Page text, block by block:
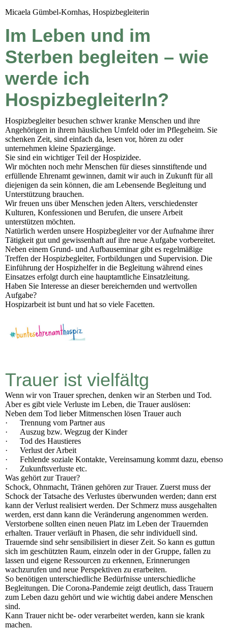
Micaela Gümbel-Kornhas, Hospizbegleiterin
Im Leben und im
Sterben begleiten – wie
werde ich
HospizbegleiterIn?
Hospizbegleiter besuchen schwer kranke Menschen und ihre
Angehörigen in ihrem häuslichen Umfeld oder im Pflegeheim. Sie
schenken Zeit, sind einfach da, lesen vor, hören zu oder
unternehmen kleine Spaziergänge.
Sie sind ein wichtiger Teil der Hospizidee.
Wir möchten noch mehr Menschen für dieses sinnstiftende und
erfüllende Ehrenamt gewinnen, damit wir auch in Zukunft für all
diejenigen da sein können, die am Lebensende Begleitung und
Unterstützung brauchen.
Wir freuen uns über Menschen jeden Alters, verschiedenster
Kulturen, Konfessionen und Berufen, die unsere Arbeit
unterstützen möchten.
Natürlich werden unsere Hospizbegleiter vor der Aufnahme ihrer
Tätigkeit gut und gewissenhaft auf ihre neue Aufgabe vorbereitet.
Neben einem Grund- und Aufbauseminar gibt es regelmäßige
Treffen der Hospizbegleiter, Fortbildungen und Supervision. Die
Einführung der Hospizhelfer in die Begleitung während eines
Einsatzes erfolgt durch eine hauptamtliche Einsatzleitung.
Haben Sie Interesse an dieser bereichernden und wertvollen
Aufgabe?
Hospizarbeit ist bunt und hat so viele Facetten.
Trauer ist vielfältg
Wenn wir von Trauer sprechen, denken wir an Sterben und Tod.
Aber es gibt viele Verluste im Leben, die Trauer auslösen:
Neben dem Tod lieber Mitmenschen lösen Trauer auch
· Trennung vom Partner aus
· Auszug bzw. Wegzug der Kinder
· Tod des Haustieres
· Verlust der Arbeit
· Fehlende soziale Kontakte, Vereinsamung kommt dazu, ebenso
· Zukunftsverluste etc.
Was gehört zur Trauer?
Schock, Ohnmacht, Tränen gehören zur Trauer. Zuerst muss der
Schock der Tatsache des Verlustes überwunden werden; dann erst
kann der Verlust realisiert werden. Der Schmerz muss ausgehalten
werden, erst dann kann die Veränderung angenommen werden.
Verstorbene sollten einen neuen Platz im Leben der Trauernden
erhalten. Trauer verläuft in Phasen, die sehr individuell sind.
Trauernde sind sehr sensibilisiert in dieser Zeit. So kann es guttun
sich im geschützten Raum, einzeln oder in der Gruppe, fallen zu
lassen und eigene Ressourcen zu erkennen, Erinnerungen
wachzurufen und neue Perspektiven zu erarbeiten.
So benötigen unterschiedliche Bedürfnisse unterschiedliche
Begleitungen. Die Corona-Pandemie zeigt deutlich, dass Trauern
zum Leben dazu gehört und wie wichtig dabei andere Menschen
sind.
Kann Trauer nicht be- oder verarbeitet werden, kann sie krank
machen.